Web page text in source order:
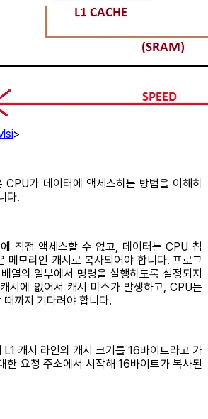
>
CPU가 데이터에 액세스하는 방법을 이해하
다.
직접 액세스할 수 없고, 데이터는 CPU 칩
메모리인 캐시로 복사되어야 합니다. 프로그
열의 일부에서 명령을 실행하도록 설정되지
시에 없어서 캐시 미스가 발생하고, CPU는
까지 기다려야 합니다.
캐시 라인의 캐시 크기를 16바이트라고 가
한 요청 주소에서 시작해 16바이트가 복사된